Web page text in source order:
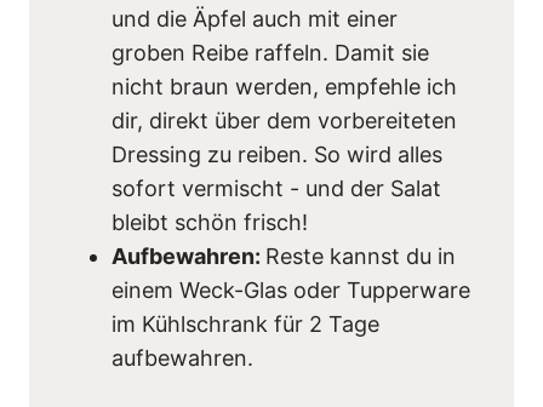
und die Äpfel auch mit einer
groben Reibe raffeln. Damit sie
nicht braun werden, empfehle ich
dir, direkt über dem vorbereiteten
Dressing zu reiben. So wird alles
sofort vermischt - und der Salat
bleibt schön frisch!
Aufbewahren: Reste kannst du in
einem Weck-Glas oder Tupperware
im Kühlschrank für 2 Tage
aufbewahren.